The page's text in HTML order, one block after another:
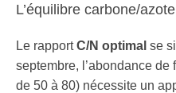
L’équilibre carbone/azote
Le rapportC/N optimal se
septembre, l’abondance de
de 50 à 80) nécessite un